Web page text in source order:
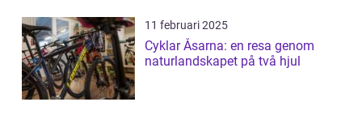
11 februari 2025
Cyklar Åsarna: en resa genom
naturlandskapet på två hjul